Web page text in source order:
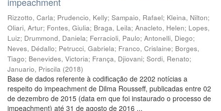
Rizzotto, Carla; Prudencio, Kelly; Sampaio, Rafael; Kleina, Nilton;
Oliari, Artur; Fontes, Giulia; Braga, Leila; Anacleto, Helen; Lopes,
Luiz; Drummond, Daniela; Ferracioli, Paulo; Antonelli, Diego;
Neves, Dédallo; Petrucci, Gabriela; Franco, Crislaine; Borges,
Tiago; Benevides, Victoria; França, Djiovani; Sordi, Renato;
Januario, Priscila (2018)
Base de dados referente à codificação de 2202 notícias a
respeito do impeachment de Dilma Rousseff, publicadas entre 02
de dezembro de 2015 (data em que foi instaurado o processo de
impeachment) até 31 de agosto de 2016 ...